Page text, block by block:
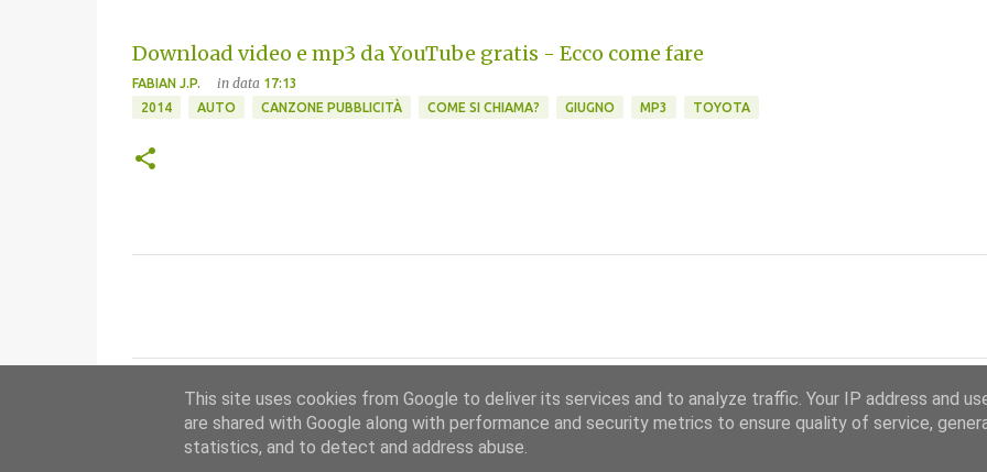
Download video e mp3 da YouTube gratis - Ecco come fare
FABIAN J.P. in data 17:13
2014
AUTO CANZONE PUBBLICITÀ COME SI CHIAMA? GIUGNO MP3 TOYOTA
This site uses cookies from Google to deliver its services and to analyze traffic. Your IP address and
are shared with Google along with performance and security metrics to ensure quality of service,
statistics, and to detect and address abuse.